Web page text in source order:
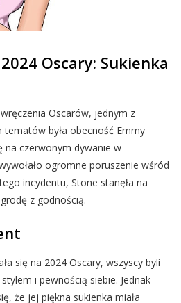
Oscary: Sukienka
Oscarów, jednym z
była obecność Emmy
na czerwonym dywanie w
ogromne poruszenie wśród
incydentu, Stone stanęła na
z godnością.
się na 2024 Oscary, wszyscy byli
i pewnością siebie. Jednak
że jej piękna sukienka miała